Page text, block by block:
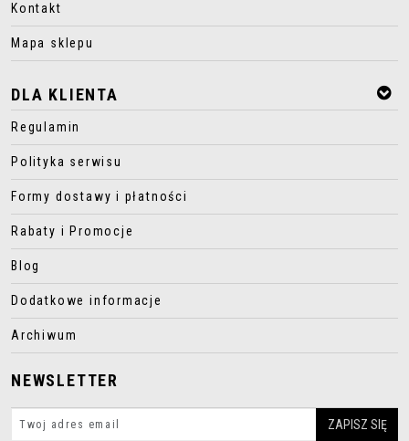
Kontakt
Mapa sklepu
DLA KLIENTA
Regulamin
Polityka serwisu
Formy dostawy i płatności
Rabaty i Promocje
Blog
Dodatkowe informacje
Archiwum
NEWSLETTER